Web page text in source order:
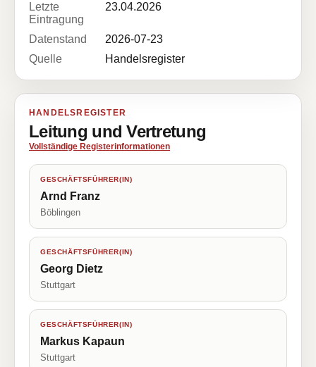
Letzte
Eintragung
23.04.2026
Datenstand
2026-07-23
Quelle
Handelsregister
HANDELSREGISTER
Leitung und Vertretung
Vollständige Registerinformationen
GESCHÄFTSFÜHRER(IN)
Arnd Franz
Böblingen
GESCHÄFTSFÜHRER(IN)
Georg Dietz
Stuttgart
GESCHÄFTSFÜHRER(IN)
Markus Kapaun
Stuttgart